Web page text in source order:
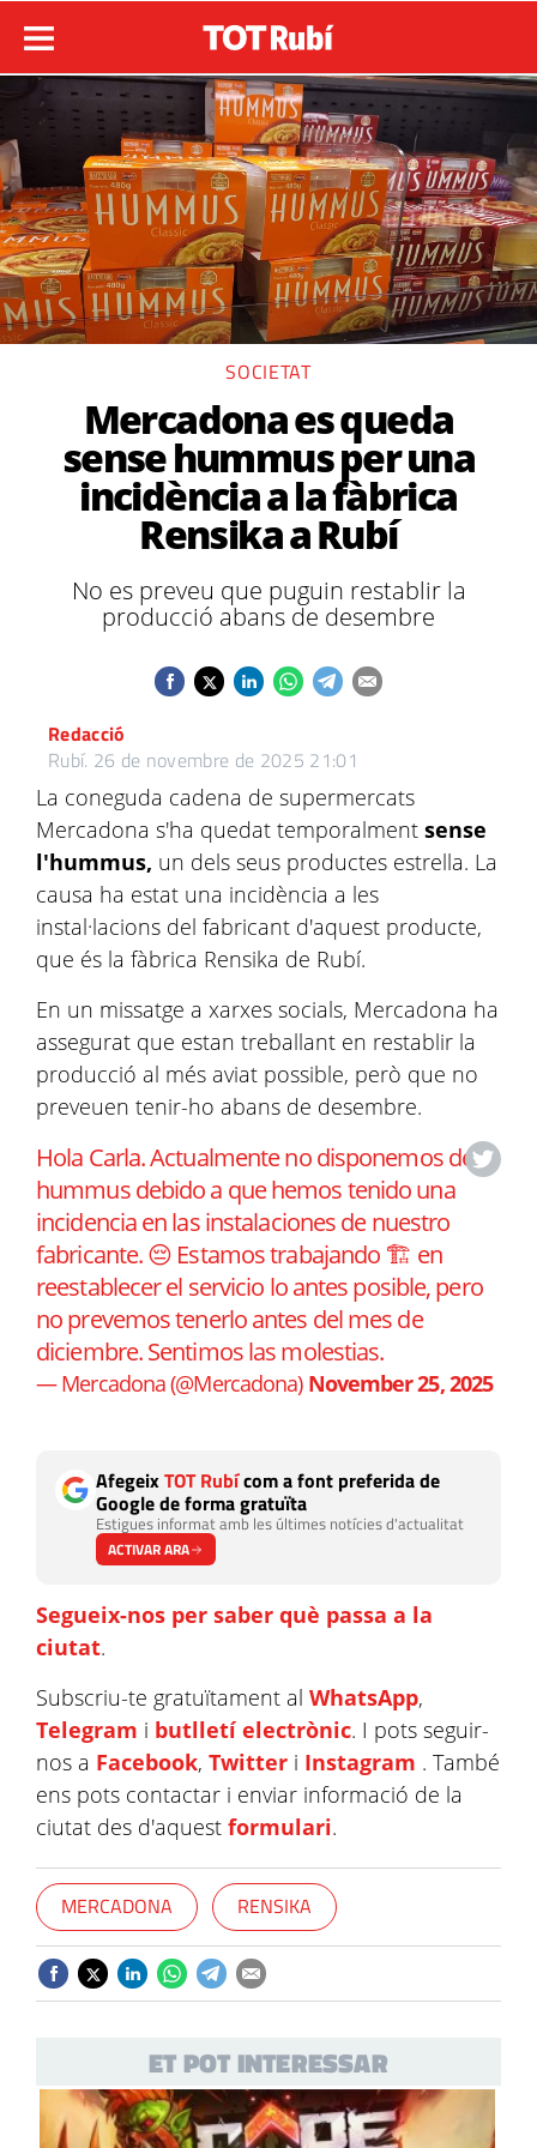
SOCIETAT
Mercadona es queda
sense hummus per una
incidència a la fàbrica
Rensika a Rubí
No es preveu que puguin restablir la
producció abans de desembre
Redacció
Rubí. 26 de novembre de 2025 21:01
La coneguda cadena de supermercats
Mercadona s'ha quedat temporalment sense
l'hummus, un dels seus productes estrella. La
causa ha estat una incidència a les
instal·lacions del fabricant d'aquest producte,
que és la fàbrica Rensika de Rubí.
En un missatge a xarxes socials, Mercadona ha
assegurat que estan treballant en restablir la
producció al més aviat possible, però que no
preveuen tenir-ho abans de desembre.
Hola Carla. Actualmente no disponemos de
hummus debido a que hemos tenido una
incidencia en las instalaciones de nuestro
fabricante. 😔 Estamos trabajando 🏗️ en
reestablecer el servicio lo antes posible, pero
no prevemos tenerlo antes del mes de
diciembre. Sentimos las molestias.
— Mercadona (@Mercadona) November 25, 2025
AfegeixTOT Rubícom a font preferida de
Google de forma gratuïta
Estigues informat amb les últimes notícies d'actualitat
ACTIVAR ARA
Segueix-nos per saber què passa a la
ciutat.
Subscriu-te gratuïtament al WhatsApp,
Telegram i butlletí electrònic. I pots seguir-
nos a Facebook, Twitter i Instagram . També
ens pots contactar i enviar informació de la
ciutat des d'aquest formulari.
MERCADONA RENSIKA
ET POT INTERESSAR